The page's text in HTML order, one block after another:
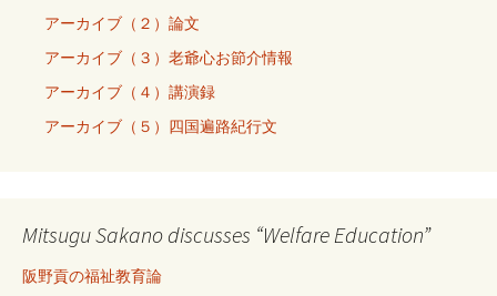
アーカイブ（２）論文
アーカイブ（３）老爺心お節介情報
アーカイブ（４）講演録
アーカイブ（５）四国遍路紀行文
Mitsugu Sakano discusses “Welfare Education”
阪野貢の福祉教育論